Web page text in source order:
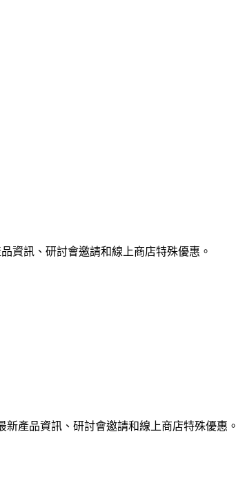
資訊、研討會邀請和線上商店特殊優惠。
產品資訊、研討會邀請和線上商店特殊優惠。